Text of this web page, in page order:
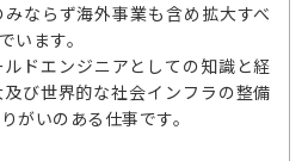
ならず海外事業も含め拡大すべ
います。
ドエンジニアとしての知識と経
び世界的な社会インフラの整備
がいのある仕事です。